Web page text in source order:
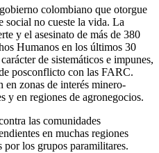
colombiano que otorgue
social no cueste la vida. La
y el asesinato de más de 380
Humanos en los últimos 30
de sistemáticos e impunes,
posconflicto con las FARC.
en zonas de interés minero-
y en regiones de agronegocios.
las comunidades
en muchas regiones
los grupos paramilitares.